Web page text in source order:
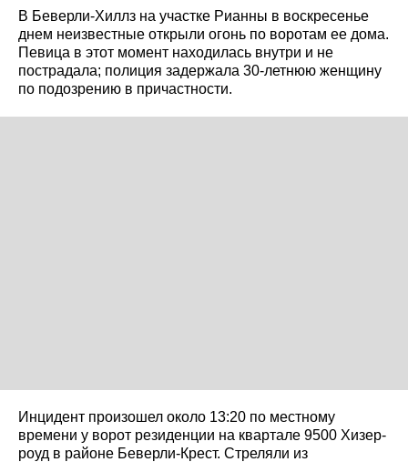
В Беверли-Хиллз на участке Рианны в воскресенье
днем неизвестные открыли огонь по воротам ее дома.
Певица в этот момент находилась внутри и не
пострадала; полиция задержала 30‑летнюю женщину
по подозрению в причастности.
Инцидент произошел около 13:20 по местному
времени у ворот резиденции на квартале 9500 Хизер-
роуд в районе Беверли-Крест. Стреляли из